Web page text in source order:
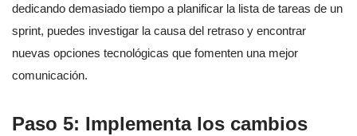
dedicando demasiado tiempo a planificar la lista de tareas de un
sprint, puedes investigar la causa del retraso y encontrar
nuevas opciones tecnológicas que fomenten una mejor
comunicación.
Paso 5: Implementa los cambios